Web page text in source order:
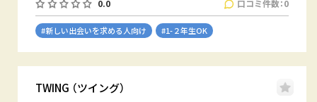
0.0
口コミ件数：0
#新しい出会いを求める人向け #1-２年生OK
TWING （ツイング）